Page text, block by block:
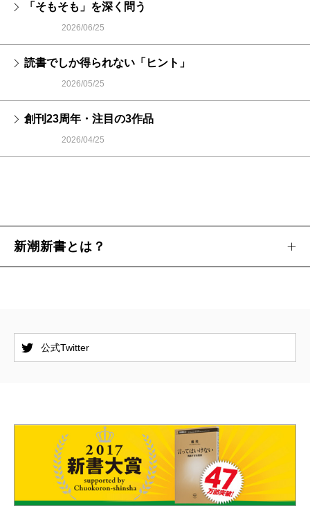
「そもそも」を深く問う
2026/06/25
読書でしか得られない「ヒント」
2026/05/25
創刊23周年・注目の3作品
2026/04/25
新潮新書とは？
公式Twitter